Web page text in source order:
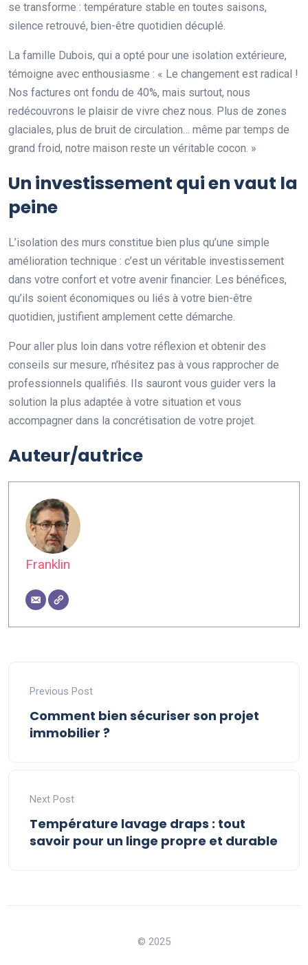
se transforme : température stable en toutes saisons,
silence retrouvé, bien-être quotidien décuplé.
La famille Dubois, qui a opté pour une isolation extérieure,
témoigne avec enthousiasme : « Le changement est radical !
Nos factures ont fondu de 40%, mais surtout, nous
redécouvrons le plaisir de vivre chez nous. Plus de zones
glaciales, plus de bruit de circulation… même par temps de
grand froid, notre maison reste un véritable cocon. »
Un investissement qui en vaut la
peine
L’isolation des murs constitue bien plus qu’une simple
amélioration technique : c’est un véritable investissement
dans votre confort et votre avenir financier. Les bénéfices,
qu’ils soient économiques ou liés à votre bien-être
quotidien, justifient amplement cette démarche.
Pour aller plus loin dans votre réflexion et obtenir des
conseils sur mesure, n’hésitez pas à vous rapprocher de
professionnels qualifiés. Ils sauront vous guider vers la
solution la plus adaptée à votre situation et vous
accompagner dans la concrétisation de votre projet.
Auteur/autrice
Franklin
Previous Post
Comment bien sécuriser son projet
immobilier ?
Next Post
Température lavage draps : tout
savoir pour un linge propre et durable
© 2025